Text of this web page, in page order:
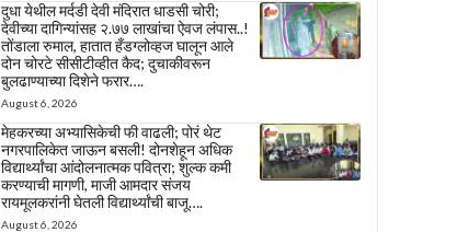
दुधा येथील मर्दडी देवी मंदिरात धाडसी चोरी;
देवीच्या दागिन्यांसह २.७७ लाखांचा ऐवज लंपास..!
तोंडाला रुमाल, हातात हँडग्लोव्हज घालून आले
दोन चोरटे सीसीटीव्हीत कैद; दुचाकीवरून
बुलढाण्याच्या दिशेने फरार….
August 6, 2026
मेहकरच्या अभ्यासिकेची फी वाढली; पोरं थेट
नगरपालिकेत जाऊन बसली! दोनशेहून अधिक
विद्यार्थ्यांचा आंदोलनात्मक पवित्रा; शुल्क कमी
करण्याची मागणी, माजी आमदार संजय
रायमूलकरांनी घेतली विद्यार्थ्यांची बाजू….
August 6, 2026